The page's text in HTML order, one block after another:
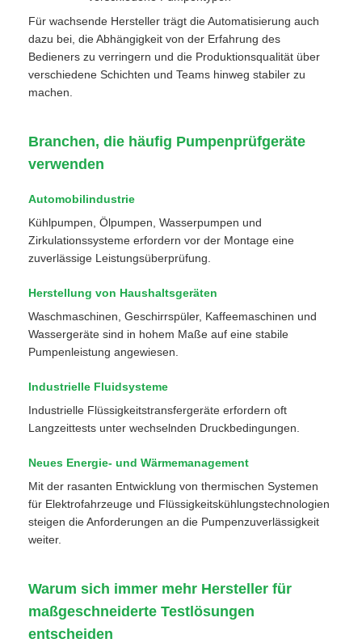
Für wachsende Hersteller trägt die Automatisierung auch
dazu bei, die Abhängigkeit von der Erfahrung des
Bedieners zu verringern und die Produktionsqualität über
verschiedene Schichten und Teams hinweg stabiler zu
machen.
Branchen, die häufig Pumpenprüfgeräte
verwenden
Automobilindustrie
Kühlpumpen, Ölpumpen, Wasserpumpen und
Zirkulationssysteme erfordern vor der Montage eine
zuverlässige Leistungsüberprüfung.
Herstellung von Haushaltsgeräten
Waschmaschinen, Geschirrspüler, Kaffeemaschinen und
Wassergeräte sind in hohem Maße auf eine stabile
Pumpenleistung angewiesen.
Industrielle Fluidsysteme
Industrielle Flüssigkeitstransfergeräte erfordern oft
Langzeittests unter wechselnden Druckbedingungen.
Neues Energie- und Wärmemanagement
Mit der rasanten Entwicklung von thermischen Systemen
für Elektrofahrzeuge und Flüssigkeitskühlungstechnologien
steigen die Anforderungen an die Pumpenzuverlässigkeit
weiter.
Warum sich immer mehr Hersteller für
maßgeschneiderte Testlösungen
entscheiden